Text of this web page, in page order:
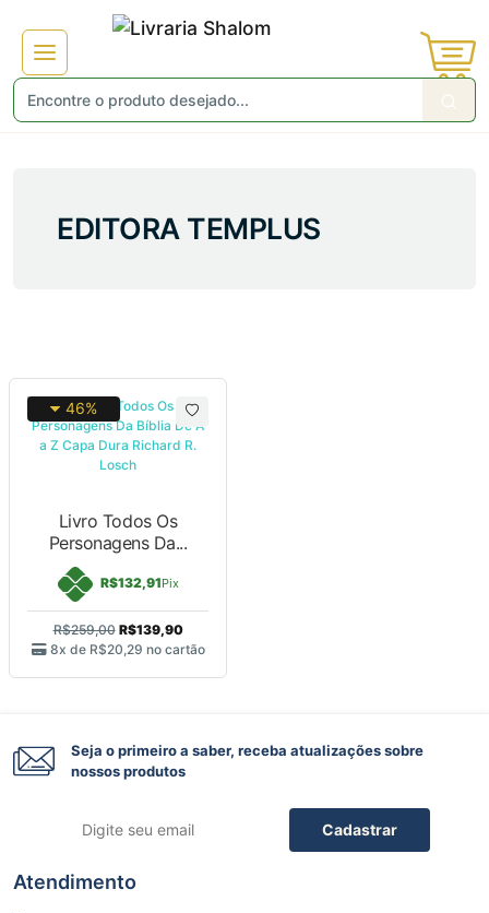
EDITORA TEMPLUS
46%
Livro Todos Os
Personagens Da...
R$132,91Pix
R$259,00 R$139,90
8x de R$20,29 no cartão
Seja o primeiro a saber, receba atualizações sobre
nossos produtos
Cadastrar
Atendimento